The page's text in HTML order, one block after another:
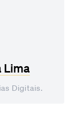
Lima
Digitais.